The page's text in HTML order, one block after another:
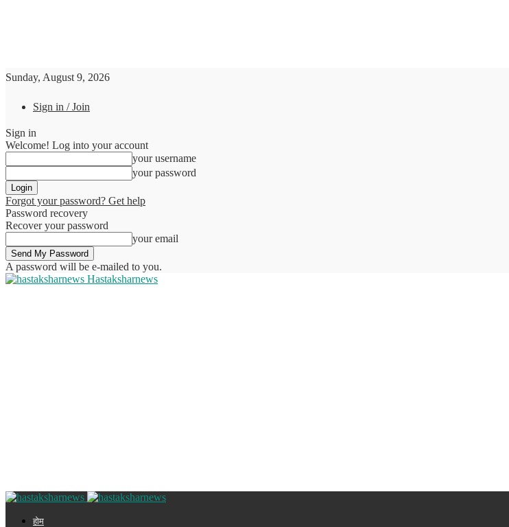
Sunday, August 9, 2026
Sign in / Join
Sign in
Welcome! Log into your account
your username
your password
Forgot your password? Get help
Password recovery
Recover your password
your email
A password will be e-mailed to you.
Hastaksharnews
होम